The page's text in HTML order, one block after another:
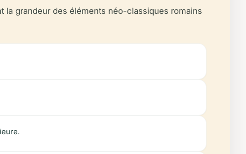
grandeur des éléments néo-classiques romains